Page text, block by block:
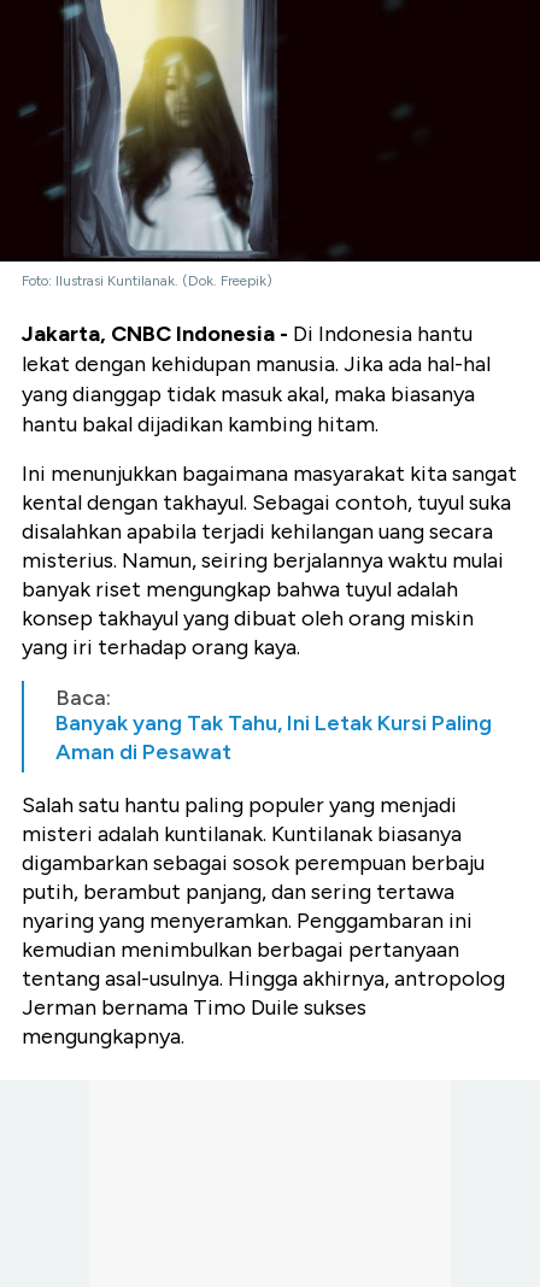
Foto: Ilustrasi Kuntilanak. (Dok. Freepik)
Jakarta, CNBC Indonesia - Di Indonesia hantu
lekat dengan kehidupan manusia. Jika ada hal-hal
yang dianggap tidak masuk akal, maka biasanya
hantu bakal dijadikan kambing hitam.
Ini menunjukkan bagaimana masyarakat kita sangat
kental dengan takhayul. Sebagai contoh, tuyul suka
disalahkan apabila terjadi kehilangan uang secara
misterius. Namun, seiring berjalannya waktu mulai
banyak riset mengungkap bahwa tuyul adalah
konsep takhayul yang dibuat oleh orang miskin
yang iri terhadap orang kaya.
Baca:
Banyak yang Tak Tahu, Ini Letak Kursi Paling
Aman di Pesawat
Salah satu hantu paling populer yang menjadi
misteri adalah kuntilanak. Kuntilanak biasanya
digambarkan sebagai sosok perempuan berbaju
putih, berambut panjang, dan sering tertawa
nyaring yang menyeramkan. Penggambaran ini
kemudian menimbulkan berbagai pertanyaan
tentang asal-usulnya. Hingga akhirnya, antropolog
Jerman bernama Timo Duile sukses
mengungkapnya.